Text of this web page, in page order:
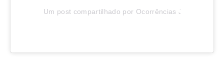
Um post compartilhado por Ocorrências Joinville